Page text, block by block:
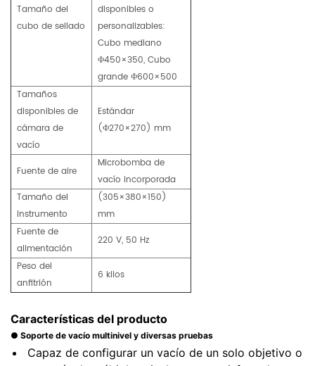
Tamaño del
cubo de sellado
disponibles o
personalizables:
Cubo mediano
Ф450×350, Cubo
grande Ф600×500
Tamaños
disponibles de
cámara de
vacío
Estándar
(Ф270×270) mm
Fuente de aire
Microbomba de
vacío incorporada
Tamaño del
instrumento
(305×380×150)
mm
Fuente de
alimentación
220 V, 50 Hz
Peso del
anfitrión
6 kilos
Características del producto
● Soporte de vacío multinivel y diversas pruebas
Capaz de configurar un vacío de un solo objetivo o